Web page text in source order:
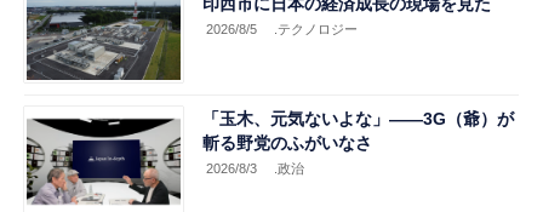
2026/8/5 .テクノロジー
「玉木、元気ないよな」――3G（爺）が
斬る野党のふがいなさ
2026/8/3 .政治